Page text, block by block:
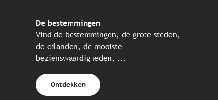
De bestemmingen
Vind de bestemmingen, de grote steden,
de eilanden, de mooiste
bezienswaardigheden, ...
Ontdekken